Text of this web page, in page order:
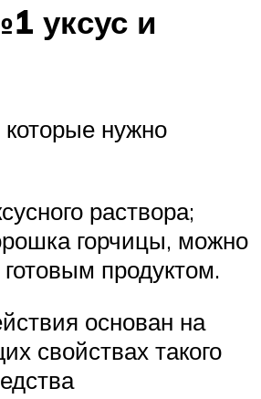
уксус и
нужно
раствора;
горчицы, можно
продуктом.
основан на
свойствах такого